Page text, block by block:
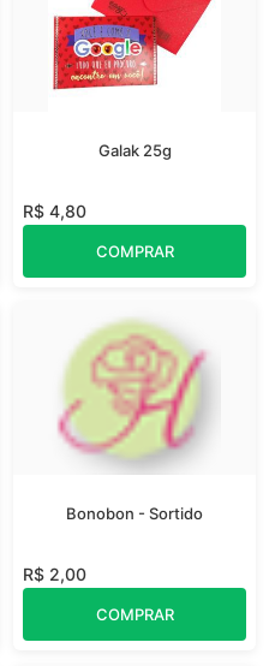
Galak 25g
R$ 4,80
COMPRAR
Bonobon - Sortido
R$ 2,00
COMPRAR